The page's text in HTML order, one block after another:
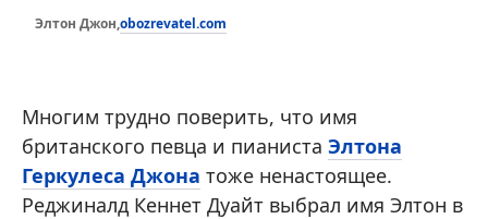
Элтон Джон,obozrevatel.com
Многим трудно поверить, что имя
британского певца и пианиста Элтона
Геркулеса Джона тоже ненастоящее.
Реджиналд Кеннет Дуайт выбрал имя Элтон в